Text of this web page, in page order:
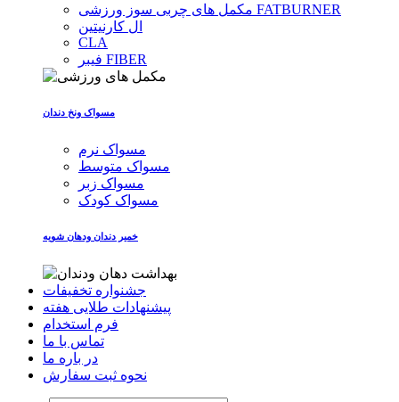
مکمل های چربی سوز ورزشی FATBURNER
ال کارنیتین
CLA
فیبر FIBER
مسواک ونخ دندان
مسواک نرم
مسواک متوسط
مسواک زبر
مسواک کودک
خمیر دندان ودهان شویه
جشنواره تخفیفات
پیشنهادات طلایی هفته
فرم استخدام
تماس با ما
در باره ما
نحوه ثبت سفارش